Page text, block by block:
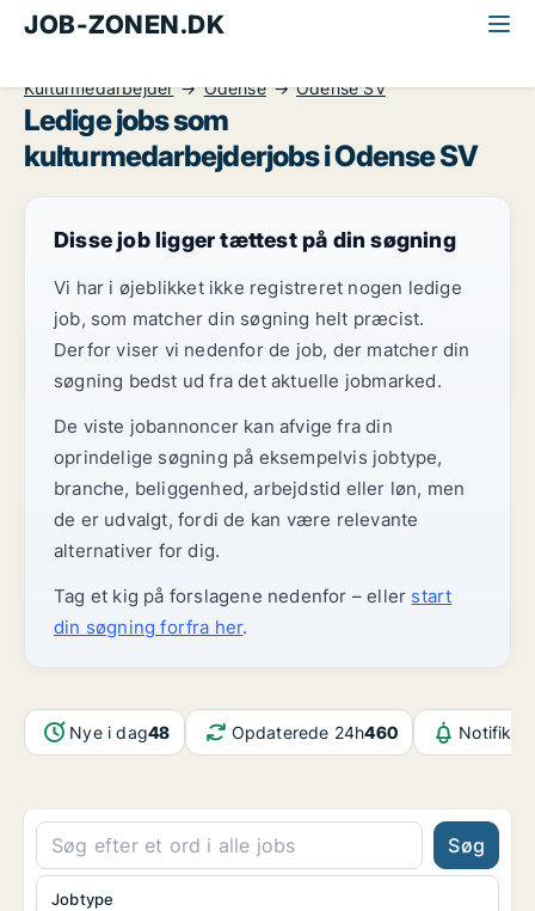
JOB-ZONEN.DK
Kulturmedarbejder
Odense Odense SV
Ledige jobs som
kulturmedarbejderjobs i Odense SV
Disse job ligger tættest på din søgning
Vi har i øjeblikket ikke registreret nogen ledige
job, som matcher din søgning helt præcist.
Derfor viser vi nedenfor de job, der matcher din
søgning bedst ud fra det aktuelle jobmarked.
De viste jobannoncer kan afvige fra din
oprindelige søgning på eksempelvis jobtype,
branche, beliggenhed, arbejdstid eller løn, men
de er udvalgt, fordi de kan være relevante
alternativer for dig.
Tag et kig på forslagene nedenfor – eller start
din søgning forfra her.
Nye i dag48 Opdaterede 24h460
Søg
Jobtype